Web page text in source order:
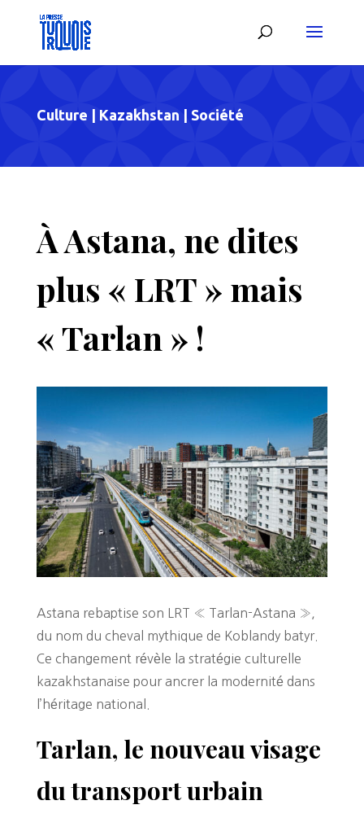
Culture Kazakhstan Société
À Astana, ne dites
plus « LRT » mais
« Tarlan » !
Astana rebaptise son LRT « Tarlan-Astana »,
du nom du cheval mythique de Koblandy batyr.
Ce changement révèle la stratégie culturelle
kazakhstanaise pour ancrer la modernité dans
l’héritage national.
Tarlan, le nouveau visage
du transport urbain